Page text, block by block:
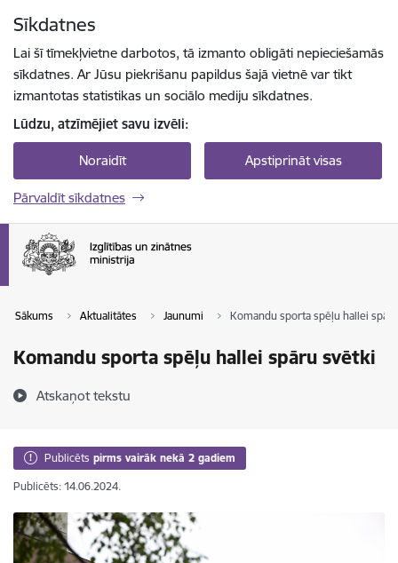
Sīkdatnes
Lai šī tīmekļvietne darbotos, tā izmanto obligāti nepieciešamās
sīkdatnes. Ar Jūsu piekrišanu papildus šajā vietnē var tikt
izmantotas statistikas un sociālo mediju sīkdatnes.
Lūdzu, atzīmējiet savu izvēli:
Noraidīt Apstiprināt visas
Pārvaldīt sīkdatnes
Sākums Aktualitātes Jaunumi Komandu sporta spēļu hallei
Komandu sporta spēļu hallei spāru svētki
Atskaņot tekstu
Publicēts pirms vairāk nekā 2 gadiem
Publicēts: 14.06.2024.